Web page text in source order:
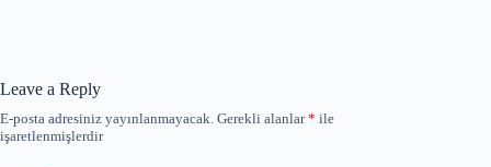
Leave a Reply
E-posta adresiniz yayınlanmayacak. Gerekli alanlar* ile
işaretlenmişlerdir